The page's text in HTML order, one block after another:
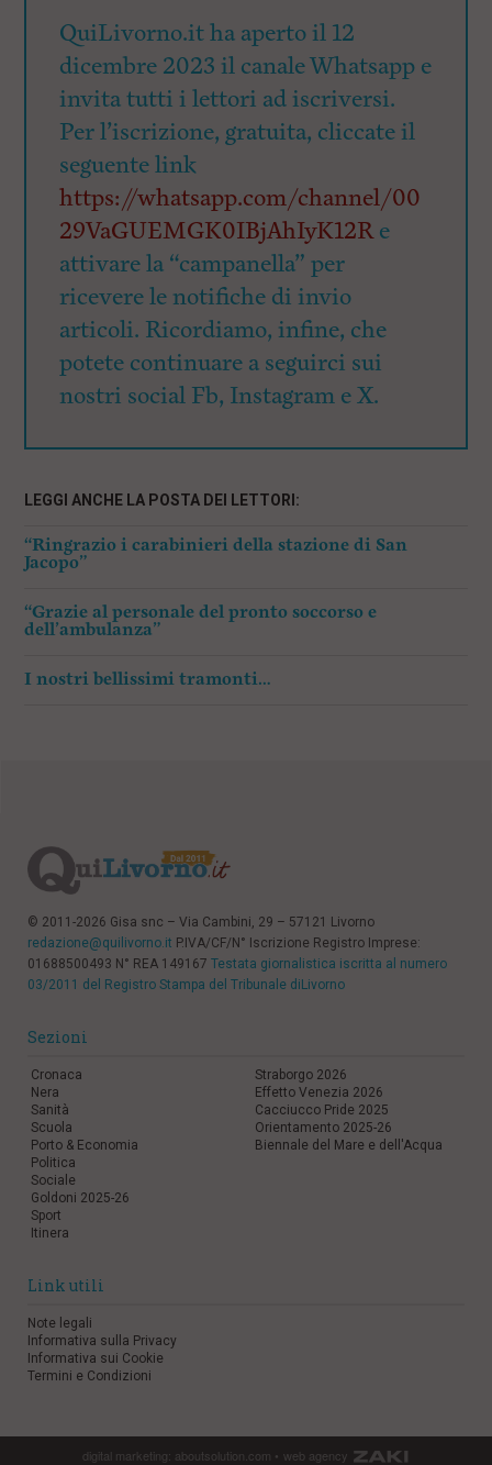
QuiLivorno.it ha aperto il 12
dicembre 2023 il canale Whatsapp e
invita tutti i lettori ad iscriversi.
Per l’iscrizione, gratuita, cliccate il
seguente link
https://whatsapp.com/channel/00
29VaGUEMGK0IBjAhIyK12Re
attivare la “campanella” per
ricevere le notifiche di invio
articoli. Ricordiamo, infine, che
potete continuare a seguirci sui
nostri social Fb, Instagram e X.
LEGGI ANCHE LA POSTA DEI LETTORI:
“Ringrazio i carabinieri della stazione di San
Jacopo”
“Grazie al personale del pronto soccorso e
dell’ambulanza”
I nostri bellissimi tramonti…
© 2011-2026 Gisa snc – Via Cambini, 29 – 57121 Livorno
redazione@quilivorno.it P.IVA/CF/N° Iscrizione Registro Imprese:
01688500493 N° REA 149167 Testata giornalistica iscritta al numero
03/2011 del Registro Stampa del Tribunale diLivorno
Sezioni
Cronaca
Nera
Sanità
Scuola
Porto & Economia
Politica
Sociale
Goldoni 2025-26
Sport
Itinera
Straborgo 2026
Effetto Venezia 2026
Cacciucco Pride 2025
Orientamento 2025-26
Biennale del Mare e dell'Acqua
Link utili
Note legali
Informativa sulla Privacy
Informativa sui Cookie
Termini e Condizioni
digital marketing: aboutsolution.com •web agency